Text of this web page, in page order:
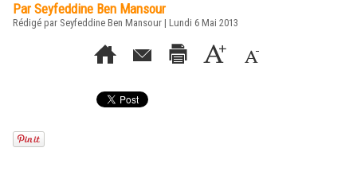
Par Seyfeddine Ben Mansour
Rédigé par Seyfeddine Ben Mansour | Lundi 6 Mai 2013